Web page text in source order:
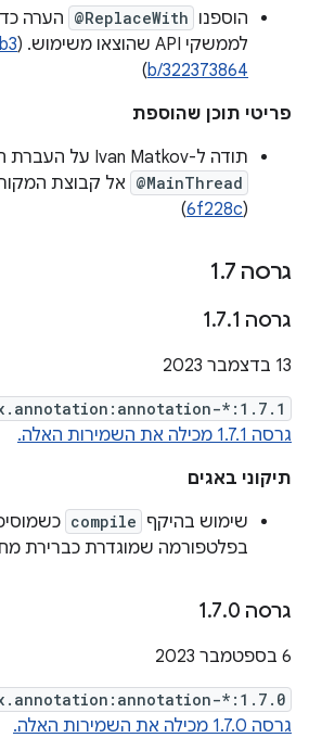
הוספנו @ReplaceWith הערה
לממשקי API שהוצאו משימוש. (
b/322373864
)
פריטי תוכן שהוספת
תודה ל-Ivan Matkov על העברת ההערה
@MainThread אל קבוצת
(
6f228c
)
גרסה 1 .7
גרסה 1 .7.1
‫13 בדצמבר 2023
*:1.7.1
גרסה 1.7.1 מכילה את השמירות האלה.
תיקוני באגים
שימוש בהיקף compile
בפלטפורמה שמוגדרת כברירת
גרסה 1 .7.0
‫6 בספטמבר 2023
*:1.7.0
גרסה 1.7.0 מכילה את השמירות האלה.